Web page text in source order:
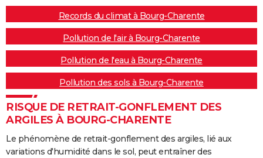
Records du climat à Bourg-Charente
Pollution de l'air à Bourg-Charente
Pollution de l'eau à Bourg-Charente
Pollution des sols à Bourg-Charente
RISQUE DE RETRAIT-GONFLEMENT DES
ARGILES À BOURG-CHARENTE
Le phénomène de retrait-gonflement des argiles, lié aux
variations d'humidité dans le sol, peut entraîner des